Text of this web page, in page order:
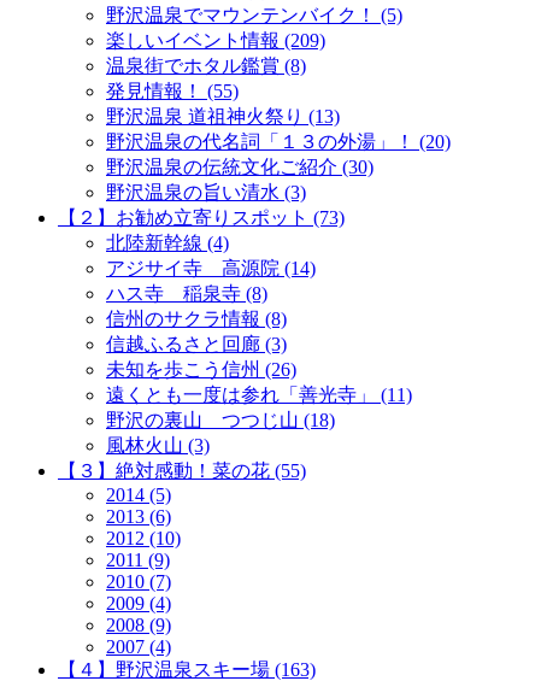
野沢温泉でマウンテンバイク！ (5)
楽しいイベント情報 (209)
温泉街でホタル鑑賞 (8)
発見情報！ (55)
野沢温泉 道祖神火祭り (13)
野沢温泉の代名詞「１３の外湯」！ (20)
野沢温泉の伝統文化ご紹介 (30)
野沢温泉の旨い清水 (3)
【２】お勧め立寄りスポット (73)
北陸新幹線 (4)
アジサイ寺 高源院 (14)
ハス寺 稲泉寺 (8)
信州のサクラ情報 (8)
信越ふるさと回廊 (3)
未知を歩こう信州 (26)
遠くとも一度は参れ「善光寺」 (11)
野沢の裏山 つつじ山 (18)
風林火山 (3)
【３】絶対感動！菜の花 (55)
2014 (5)
2013 (6)
2012 (10)
2011 (9)
2010 (7)
2009 (4)
2008 (9)
2007 (4)
【４】野沢温泉スキー場 (163)